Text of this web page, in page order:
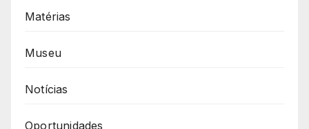
Matérias
Museu
Notícias
Oportunidades